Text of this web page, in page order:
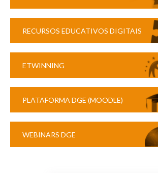
RECURSOS EDUCATIVOS DIGITAIS
ETWINNING
PLATAFORMA DGE (MOODLE)
WEBINARS DGE